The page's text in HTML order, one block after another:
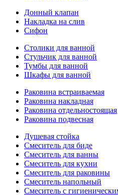
Донный клапан
Накладка на слив
Сифон
Столики для ванной
Стульчик для ванной
Тумбы для ванной
Шкафы для ванной
Раковина встраиваемая
Раковина накладная
Раковина отдельностоящая
Раковина подвесная
Душевая стойка
Смеситель для биде
Смеситель для ванны
Смеситель для кухни
Смеситель для раковины
Смеситель напольный
Смеситель с